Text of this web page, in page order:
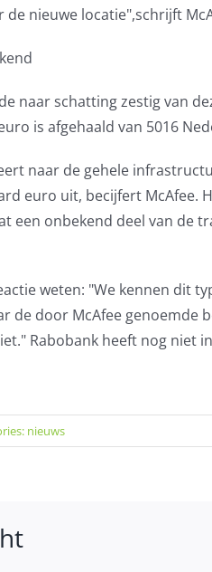
de nieuwe locatie",schrijft
naar schatting zestig van
is afgehaald van 5016
naar de gehele
euro uit, becijfert McAfee.
een onbekend deel van de
weten: "We kennen dit
de door McAfee genoemde
Rabobank heeft nog niet
nieuws